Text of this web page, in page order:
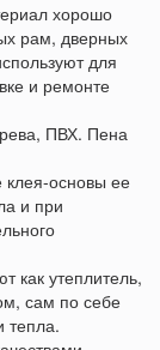
хорошо
рам, дверных
для
и ремонте
ПВХ. Пена
клея-основы ее
и при
как утеплитель,
сам по себе
тепла.